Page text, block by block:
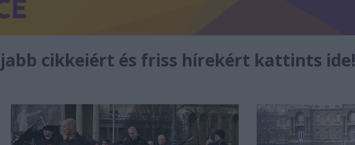
cikkeiért és friss hírekért kattints ide!